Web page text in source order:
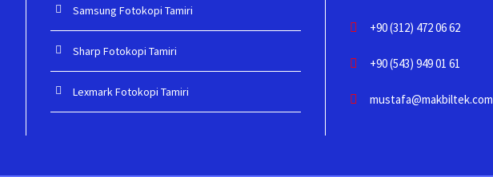
Samsung Fotokopi Tamiri
Sharp Fotokopi Tamiri
Lexmark Fotokopi Tamiri
+90 (312) 472 06 62
+90 (543) 949 01 61
mustafa@makbiltek.com